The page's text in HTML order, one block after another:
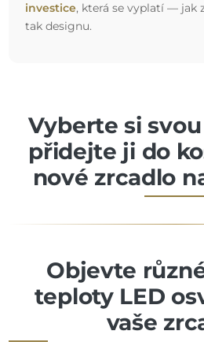
investice, která se vyplatí — jak
tak designu.
Vyberte si
přidejte ji do
nové zrcadlo
Objevte
teploty LED
vaše